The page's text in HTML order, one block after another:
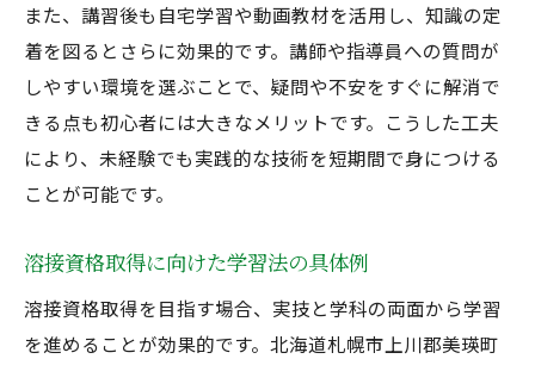
また、講習後も自宅学習や動画教材を活用し、知識の定
着を図るとさらに効果的です。講師や指導員への質問が
しやすい環境を選ぶことで、疑問や不安をすぐに解消で
きる点も初心者には大きなメリットです。こうした工夫
により、未経験でも実践的な技術を短期間で身につける
ことが可能です。
溶接資格取得に向けた学習法の具体例
溶接資格取得を目指す場合、実技と学科の両面から学習
を進めることが効果的です。北海道札幌市上川郡美瑛町